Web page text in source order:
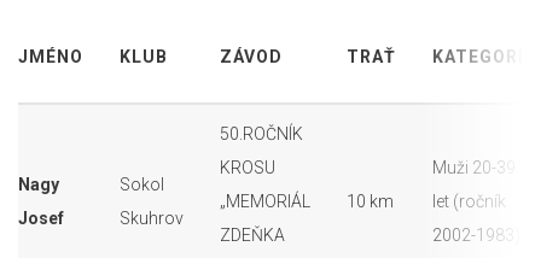
JMÉNO KLUB ZÁVOD TRAŤ KATEGORIE
Nagy
Josef
Sokol
Skuhrov
50.ROČNÍK
KROSU
„MEMORIÁL
ZDEŇKA
10 km
Muži 20-39
let (ročník
2002-1983)